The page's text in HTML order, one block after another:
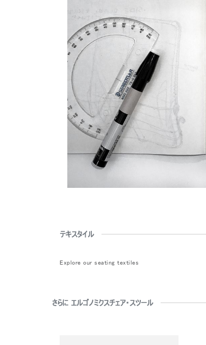
テキスタイル
Explore our seating textiles
さらに エルゴノミクスチェア・スツール